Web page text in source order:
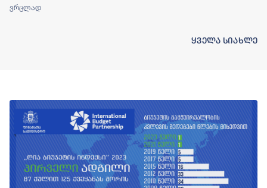
მშენებლობისთვის, მსოფლიო ბანკის ჯგუფი საქართველოს
ვრცლად
ყველა სიახლე